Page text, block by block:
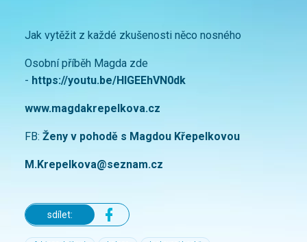
Jak vytěžit z každé zkušenosti něco nosného
Osobní příběh Magda zde
- https://youtu.be/HlGEEhVN0dk
www.magdakrepelkova.cz
FB: Ženy v pohodě s Magdou Křepelkovou
M.Krepelkova@seznam.cz
sdílet: